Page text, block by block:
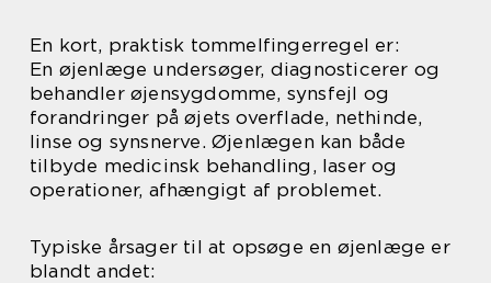
En kort, praktisk tommelfingerregel er:
En øjenlæge undersøger, diagnosticerer og
behandler øjensygdomme, synsfejl og
forandringer på øjets overflade, nethinde,
linse og synsnerve. Øjenlægen kan både
tilbyde medicinsk behandling, laser og
operationer, afhængigt af problemet.
Typiske årsager til at opsøge en øjenlæge er
blandt andet: